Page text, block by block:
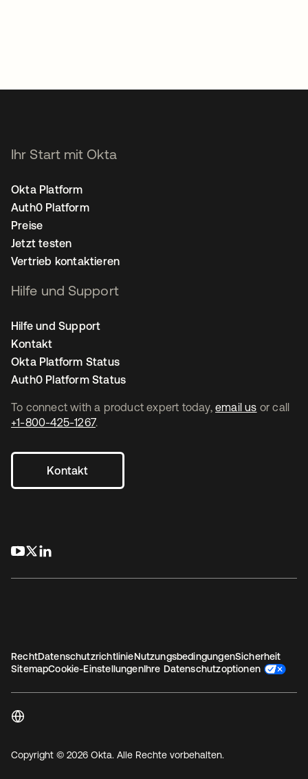
To connect with a product expert today, email us or call
+1-800-425-1267.
Kontakt
wird in einer neuen Registerkarte geöffnet
wird in einer neuen Registerkarte geöffnet
Ihr Start mit Okta
Okta Platform
Auth0 Platform
Preise
Jetzt testen
Vertrieb kontaktieren
Hilfe und Support
Hilfe und Support
Kontakt
Okta Platform Status
Auth0 Platform Status
RechtDatenschutzrichtlinieNutzungsbedingungenSicherheit
SitemapCookie-EinstellungenIhre Datenschutzoptionen
Copyright © 2026 Okta. Alle Rechte vorbehalten.